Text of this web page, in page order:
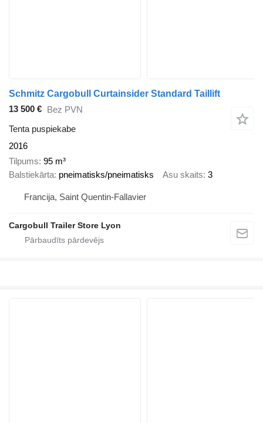
Schmitz Cargobull Curtainsider Standard Taillift
13 500 € Bez PVN
Tenta puspiekabe
2016
Tilpums 95 m³
Balstiekārta pneimatisks/pneimatisks Asu skaits 3
Francija, Saint Quentin-Fallavier
Cargobull Trailer Store Lyon